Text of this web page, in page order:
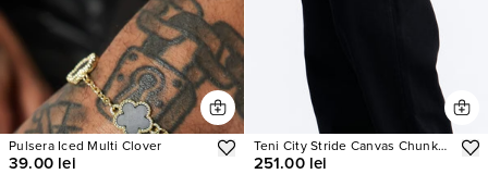
Pulsera Iced Multi Clover
39.00 lei
Teni City Stride Canvas Chunky
Hight Top
251.00 lei